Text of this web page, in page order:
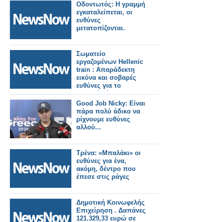
Οδοντωτός: Η γραμμή
εγκαταλείπεται, οι
ευθύνες
μετατοπίζονται.
Σωματείο
εργαζομένων Hellenic
train : Απαράδεκτη
εικόνα και σοβαρές
ευθύνες για το
χθεσινό χάος στη
γραμμή Αεροδρομίου.
Good Job Nicky: Είναι
πάρα πολύ άδικο να
ρίχνουμε ευθύνες
αλλού...
Τρένα: «Μπαλάκι» οι
ευθύνες για ένα,
ακόμη, δέντρο που
έπεσε στις ράγες
Δημοτική Κοινωφελής
Επιχείρηση . Δαπάνες
121.329,33 ευρώ σε